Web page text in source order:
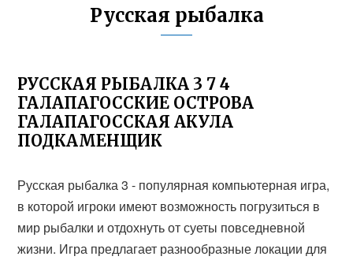
Русская рыбалка
РУССКАЯ РЫБАЛКА 3 7 4
ГАЛАПАГОССКИЕ ОСТРОВА
ГАЛАПАГОССКАЯ АКУЛА
ПОДКАМЕНЩИК
Русская рыбалка 3 - популярная компьютерная игра,
в которой игроки имеют возможность погрузиться в
мир рыбалки и отдохнуть от суеты повседневной
жизни. Игра предлагает разнообразные локации для